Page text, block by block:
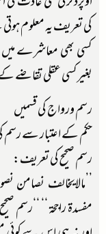
کی تعریف یہ معلوم
کسی بھی معاشرے
بغیرکسی عقلی تقاضے
رسم ورواج کی قسمیں
حکم کے اعتبار سے رسم کی دوقسمیں
رسم صحیح کی تعریف:
’’مالایخالف نصامن
مفسدۃ راجحۃ ‘‘